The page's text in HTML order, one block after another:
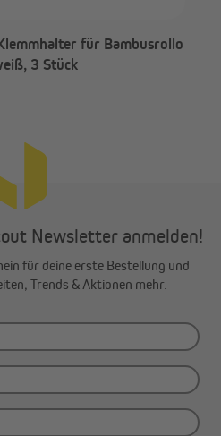
von
für Bambusrollo
3 Stück
Newsletter anmelden!
für deine erste Bestellung und
Trends & Aktionen mehr.